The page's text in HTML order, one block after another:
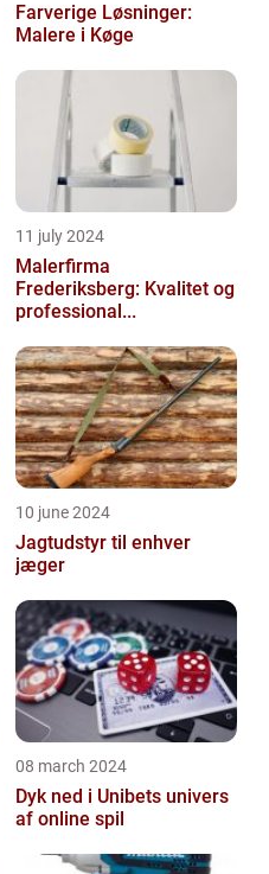
Farverige Løsninger:
Malere i Køge
11 july 2024
Malerfirma
Frederiksberg: Kvalitet og
professional...
10 june 2024
Jagtudstyr til enhver
jæger
08 march 2024
Dyk ned i Unibets univers
af online spil